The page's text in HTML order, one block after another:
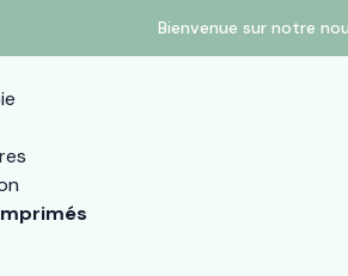
Bienvenue sur notre